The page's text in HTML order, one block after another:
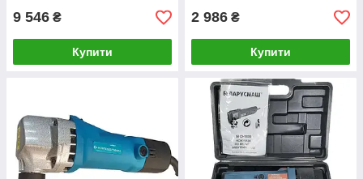
9 546 ₴
Купити
2 986 ₴
Купити